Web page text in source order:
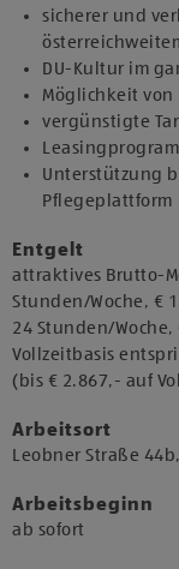
sicherer und
DU-Kultur im
Möglichkeit von
vergünstigte
Unterstützung
Pflegeplattform
Entgelt
attraktives Brutto-
Stunden/Woche, €
24 Stunden/
Vollzeitbasis
(bis € 2.867,- auf
Arbeitsort
​Leobner Straße
Arbeitsbeginn
​ab sofort​